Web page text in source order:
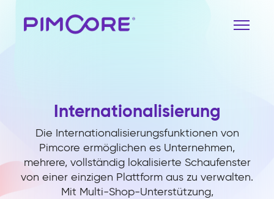
Internationalisierung
Die Internationalisierungsfunktionen von
Pimcore ermöglichen es Unternehmen,
mehrere, vollständig lokalisierte Schaufenster
von einer einzigen Plattform aus zu verwalten.
Mit Multi-Shop-Unterstützung,